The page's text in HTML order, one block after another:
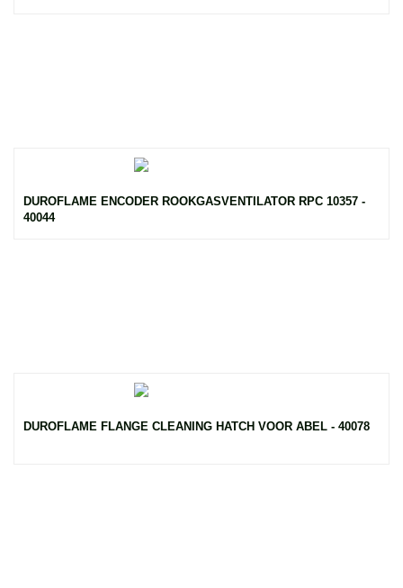
DUROFLAME ENCODER ROOKGASVENTILATOR RPC 10357 -
40044
DUROFLAME FLANGE CLEANING HATCH VOOR ABEL - 40078